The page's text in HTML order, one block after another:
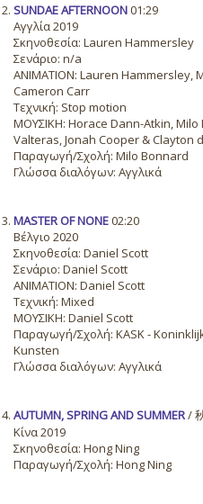
SUNDAE AFTERNOON01:29
Αγγλία 2019
Σκηνοθεσία: Lauren Hammersley
Σενάριο: n/a
ANIMATION: Lauren Hammersley,
Cameron Carr
Τεχνική: Stop motion
ΜΟΥΣΙΚΗ: Horace Dann-Atkin,
Valteras, Jonah Cooper & Clayton
Παραγωγή/Σχολή: Milo Bonnard
Γλώσσα διαλόγων: Αγγλικά
MASTER OF NONE02:20
Βέλγιο 2020
Σκηνοθεσία: Daniel Scott
Σενάριο: Daniel Scott
ANIMATION: Daniel Scott
Τεχνική: Mixed
ΜΟΥΣΙΚΗ: Daniel Scott
Παραγωγή/Σχολή: KASK -
Kunsten
Γλώσσα διαλόγων: Αγγλικά
AUTUMN, SPRING AND SUMMER/
Κίνα 2019
Σκηνοθεσία: Hong Ning
Παραγωγή/Σχολή: Hong Ning